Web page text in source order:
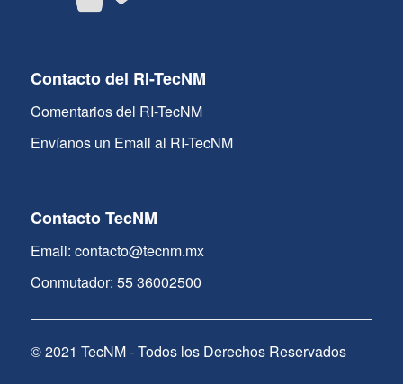
Contacto del RI-TecNM
Comentarios del RI-TecNM
Envíanos un Email al RI-TecNM
Contacto TecNM
Email: contacto@tecnm.mx
Conmutador: 55 36002500
© 2021 TecNM - Todos los Derechos Reservados